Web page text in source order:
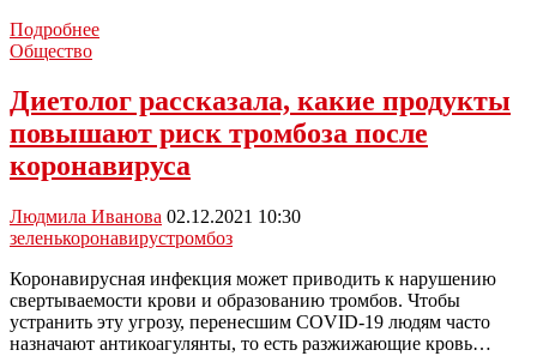
ПодробнееКардиолог
способах
разжижения
крови
без
лекарств
Общество
Диетолог рассказала, какие продукты
повышают риск тромбоза после
коронавируса
Людмила Иванова 02.12.2021 10:30
зеленькоронавирустромбоз
Коронавирусная инфекция может приводить к нарушению
свертываемости крови и образованию тромбов. Чтобы
устранить эту угрозу, перенесшим COVID-19 людям часто
назначают антикоагулянты, то есть разжижающие кровь…